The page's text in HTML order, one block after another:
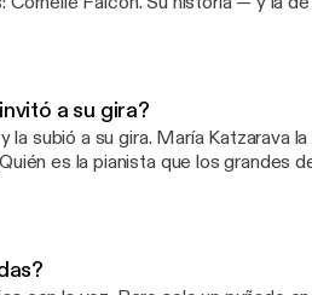
la cantante mejor pagada de la
(Les Huguenots) escribieron para su
se llaman Falcon.
de una mezzo, por qué
frontera (y la que decidió no
voz sigue siendo un misterio sin
Falcon's Ghosts”, Revue de
a su gira?
subió a su gira. María Katzarava la
es la pianista que los grandes
e internacionales, conciertos en
de lo que significa acompañar a
de su formación en el Conservatorio